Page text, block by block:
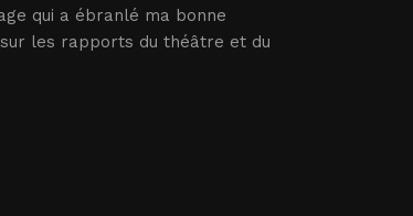
qui a ébranlé ma bonne
sur les rapports du théâtre et du